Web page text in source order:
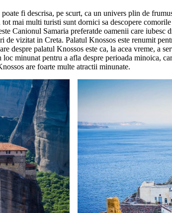
fi descrisa, pe scurt, ca un univers plin de
mai multi turisti sunt dornici sa descopere
Canionul Samaria preferatde oamenii care iubesc
vizitat in Creta. Palatul Knossos este renumit
palatul Knossos este ca, la acea vreme, a
minunat pentru a afla despre perioada minoica,
are foarte multe atractii minunate.